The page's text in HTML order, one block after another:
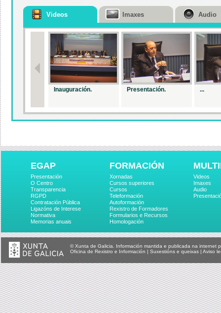
Videos
Inauguración. Presentación. ...
Imaxes Audio
EGAP
Presentación
O Centro
Transparencia
RGPD
Contratación Pública
Ligazóns de Interese
Normativa
Memorias anuais
FORMACIÓN
Xornadas
Cursos superiores
Cursos
Teleformación
Autoformación
Rexistro de Formadores
Formularios e Recursos
Homologación
Videos
Imaxes
Audio
© Xunta de Galicia. Información mantida e publicada na internet
Oficina de Rexistro e Información | Suxestións e queixas | Aviso